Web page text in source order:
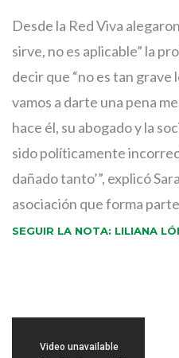
Desde la Red Viva
sirve, no es aplicable” la
decir que “no es tan
vamos a darte una pena
hace él, su abogado y la
sido políticamente
dañado tanto’”, explicó
asociación que forma
SEGUIR LA NOTA: LILIANA